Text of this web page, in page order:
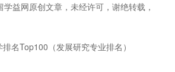
益网原创文章，未经许可，谢绝转载，